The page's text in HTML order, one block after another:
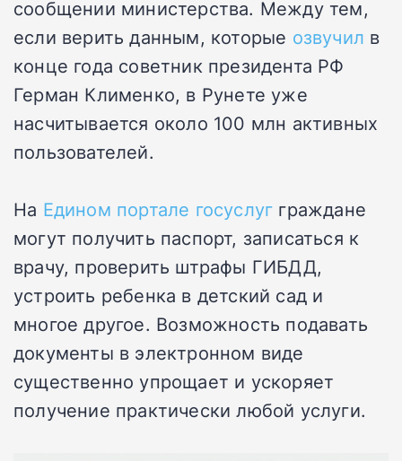
сообщении министерства. Между тем,
если верить данным, которые озвучил в
конце года советник президента РФ
Герман Клименко, в Рунете уже
насчитывается около 100 млн активных
пользователей.
На Едином портале госуслуг граждане
могут получить паспорт, записаться к
врачу, проверить штрафы ГИБДД,
устроить ребенка в детский сад и
многое другое. Возможность подавать
документы в электронном виде
существенно упрощает и ускоряет
получение практически любой услуги.